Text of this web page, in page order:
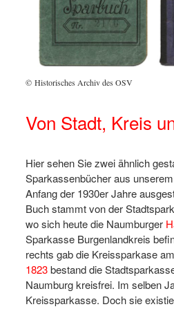
© Historisches Archiv des OSV
Von Stadt, Kreis
Hier sehen Sie zwei ähnlich
Sparkassenbücher aus
Anfang der 1930er Jahre
Buch stammt von der
wo sich heute die Naumburger
Sparkasse Burgenlandkreis
rechts gab die Kreissparkase
1823bestand die
Naumburg kreisfrei. Im selben
Kreissparkasse. Doch sie